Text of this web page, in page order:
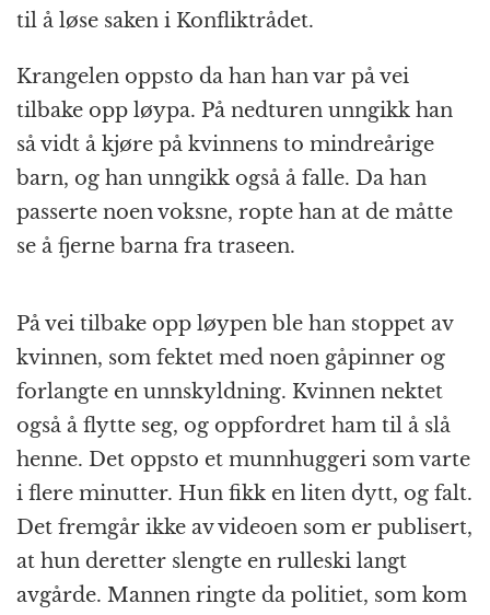
til å løse saken i Konfliktrådet.
Krangelen oppsto da han han var på vei
tilbake opp løypa. På nedturen unngikk han
så vidt å kjøre på kvinnens to mindreårige
barn, og han unngikk også å falle. Da han
passerte noen voksne, ropte han at de måtte
se å fjerne barna fra traseen.
På vei tilbake opp løypen ble han stoppet av
kvinnen, som fektet med noen gåpinner og
forlangte en unnskyldning. Kvinnen nektet
også å flytte seg, og oppfordret ham til å slå
henne. Det oppsto et munnhuggeri som varte
i flere minutter. Hun fikk en liten dytt, og falt.
Det fremgår ikke av videoen som er publisert,
at hun deretter slengte en rulleski langt
avgårde. Mannen ringte da politiet, som kom